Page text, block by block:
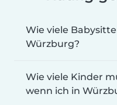
Wie viele
Würzburg?
Wie viele Kinder
wenn ich in